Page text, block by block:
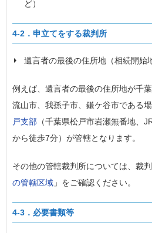
ど）
4-2．申立てをする裁判所
遺言者の最後の住所地（相続開始
例えば、遺言者の最後の住所地が千
流山市、我孫子市、鎌ケ谷市である場
戸支部 （千葉県松戸市岩瀬無番地、
から徒歩7分）が管轄となります。
その他の管轄裁判所については、裁
の管轄区域 」をご確認ください。
4-3．必要書類等